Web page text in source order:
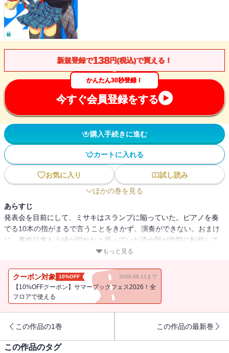
新規登録で138円(税込)で買える！
かんたん30秒登録！
今すぐ会員登録をする
購入手続きに進む
カートに入れる
お気に入り
試し読み
ほかの巻を見る
あらすじ
発表会を目前にして、ミサキはスランプに陥っていた。ピアノを奏
でる10本の指がまるで言うことをきかず、演奏ができない。おまけ
に、事件以来もう縁が切れたと思っていた清十郎が学院に転校して
きてミサキを四六時中見張っているし、敵だか味方だかイマイチ分
演奏パートナーになったのは、無口な転校生の風祭いづな。無遠慮
な男たちは放っておいて、いづなとの交流を深めようとするミサキ
だけれど・・・・・・。ミサキが手に入れた「全ての願いを叶え
もっと見る
クーポン対象 10%OFF 2026.08.11まで
【10%OFFクーポン】サマーブックフェス2026！全
フロアで使える
この作品の1巻 この作品の最新巻
この作品のタグ